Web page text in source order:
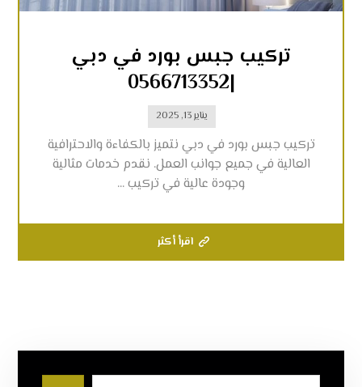
تركيب جبس بورد في دبي
|0566713352
يناير 13, 2025
تركيب جبس بورد في دبي نتميز بالكفاءة والاحترافية
العالية في جميع جوانب العمل. نقدم خدمات مثالية
وجودة عالية في تركيب ...
اقرأ أكثر